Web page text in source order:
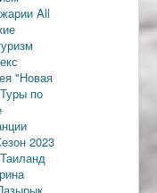
All
"Новая
Туры по
2023
Таиланд